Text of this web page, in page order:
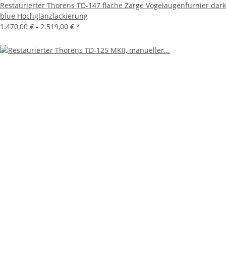
Restaurierter Thorens TD-147 flache Zarge Vogelaugenfurnier dark
blue Hochglanzlackierung
1.470,00 € - 2.519,00 € *